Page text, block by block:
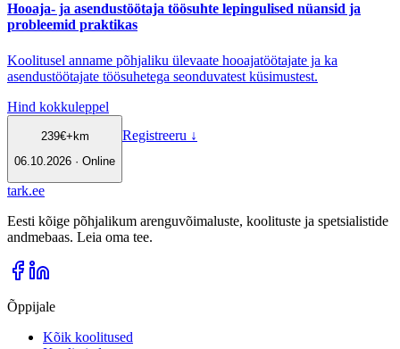
Hooaja- ja asendustöötaja töösuhte lepingulised nüansid ja
probleemid praktikas
Koolitusel anname põhjaliku ülevaate hooajatöötajate ja ka
asendustöötajate töösuhetega seonduvatest küsimustest.
Hind kokkuleppel
239€+km
06.10.2026 · Online
Registreeru ↓
tark.ee
Eesti kõige põhjalikum arenguvõimaluste, koolituste ja spetsialistide
andmebaas. Leia oma tee.
Õppijale
Kõik koolitused